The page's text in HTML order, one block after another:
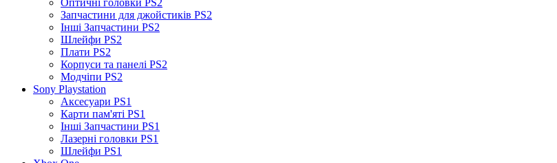
Запчастини для джойстиків PS2
Інші Запчастини PS2
Шлейфи PS2
Плати PS2
Корпуси та панелі PS2
Модчіпи PS2
Sony Playstation
Аксесуари PS1
Карти пам'яті PS1
Інші Запчастини PS1
Лазерні головки PS1
Шлейфи PS1